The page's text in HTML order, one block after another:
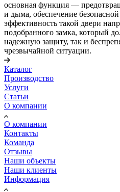
основная функция —
и дыма, обеспечение
эффективность такой двери
подобранного замка, который
надежную защиту, так и
чрезвычайной ситуации.
Каталог
Производство
Услуги
Статьи
О компании
О компании
Контакты
Команда
Отзывы
Наши объекты
Наши клиенты
Информация